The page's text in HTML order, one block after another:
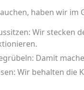
haben wir
Wir stecken
Damit
Wir behalten die